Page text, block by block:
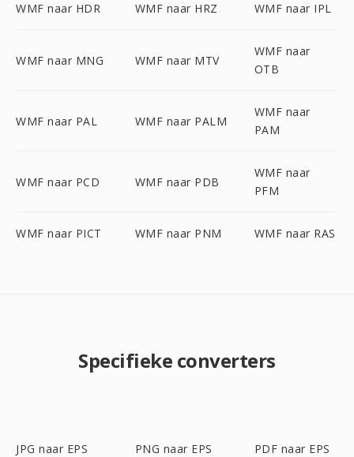
WMF naar HDR WMF naar HRZ WMF naar IPL
WMF naar MNG WMF naar MTV
WMF naar
OTB
WMF naar PAL WMF naar PALM
WMF naar
PAM
WMF naar PCD WMF naar PDB
WMF naar
PFM
WMF naar PICT WMF naar PNM WMF naar RAS
Specifieke converters
JPG naar EPS PNG naar EPS PDF naar EPS